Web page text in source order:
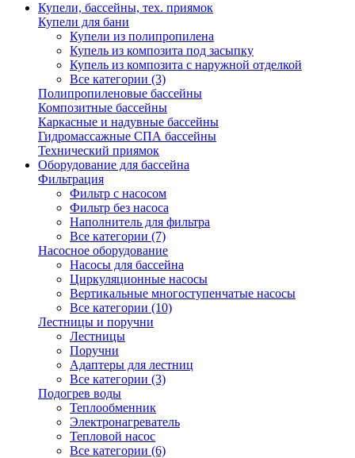
Купели, бассейны, тех. приямок
Купели для бани
Купели из полипропилена
Купель из композита под засыпку
Купель из композита с наружной отделкой
Все категории (3)
Полипропиленовые бассейны
Композитные бассейны
Каркасные и надувные бассейны
Гидромассажные СПА бассейны
Технический приямок
Оборудование для бассейна
Фильтрация
Фильтр с насосом
Фильтр без насоса
Наполнитель для фильтра
Все категории (7)
Насосное оборудование
Насосы для бассейна
Циркуляционные насосы
Вертикальные многоступенчатые насосы
Все категории (10)
Лестницы и поручни
Лестницы
Поручни
Адаптеры для лестниц
Все категории (3)
Подогрев воды
Теплообменник
Электронагреватель
Тепловой насос
Все категории (6)